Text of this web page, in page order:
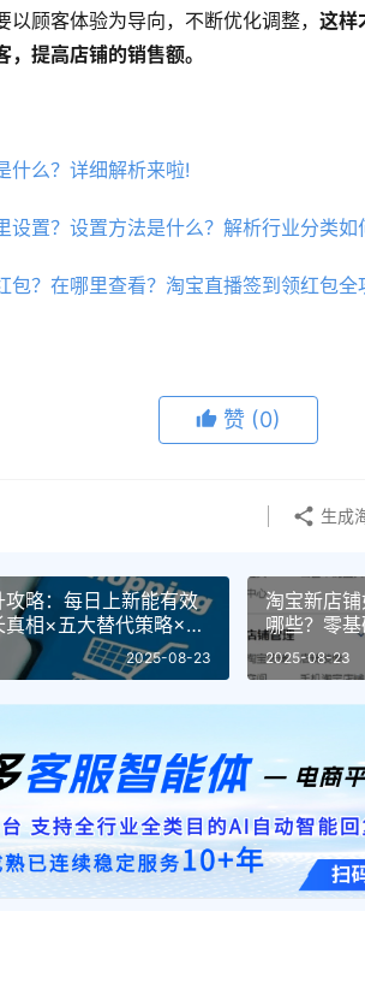
以顾客体验为导向，不断优化调整，这样
提高店铺的销售额。
什么？详细解析来啦!
设置？设置方法是什么？解析行业分类如
包？在哪里查看？淘宝直播签到领红包
赞 (0)
生成
略：每日上新能有效
相×五大替代策略×72
2025-08-23
淘宝新店
哪些？零
略全解析
2025-08-23